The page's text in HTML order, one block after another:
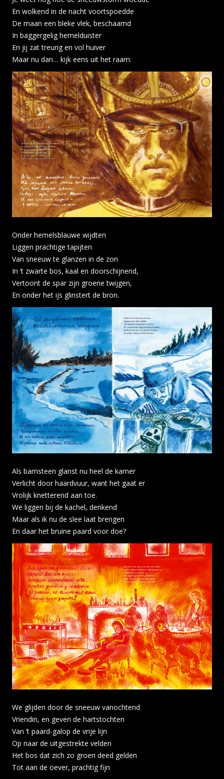
En wolkend in de nacht voortspoedde
De maan een bleke vlek, beschaamd
In baggergelig hemelduister
En jij zat treurig en vol huiver
Maar nu dan… kijk eens uit het raam:
Onder hemelsblauwe wijdten
Liggen prachtige tapijten
Van sneeuw te glanzen in de zon
In ‘t zwarte bos, kaal en doorschijnend,
Vertoont de spar zijn groene twijgen,
En onder het ijs glinstert de bron.
Als barnsteen glanst nu heel de kamer
Verlicht door haardvuur, want het gaat er
Vrolijk knetterend aan toe.
We liggen bij de kachel, denkend
Maar als ik nu de slee laat brengen
En daar het bruine paard voor doe?
We glijden door de sneeuw vanochtend
Vriendin, en geven de hartstochten
Van ‘t paard-galop de vrije lijn
Op naar de uitgestrekte velden
Het bos dat zich zo groen deed gelden
Tot aan de oever, prachtig fijn